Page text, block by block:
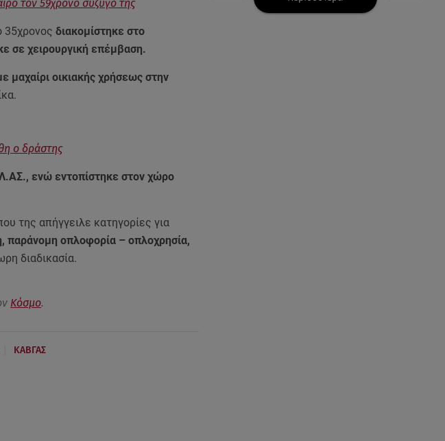
07.08.26 , 17:44
τον 59χρονο σύζυγό της
35χρονος διακομίστηκε στο
σε χειρουργική επέμβαση.
μαχαίρι οικιακής χρήσεως στην
ο δράστης
ενώ εντοπίστηκε στον χώρο
της απήγγειλε κατηγορίες για
παράνομη οπλοφορία – οπλοχρησία,
διαδικασία.
Κόσμο.
ΚΑΒΓΑΣ